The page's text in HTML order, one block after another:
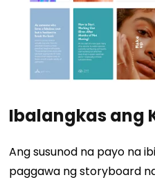
Ibalangkas ang
Ang susunod na payo na
paggawa ng storyboard